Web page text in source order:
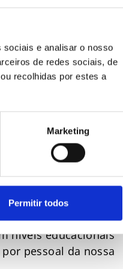
sociais e analisar o nosso
de redes sociais, de
recolhidas por estes a
Marketing
Permitir todos
tendências nas
atualização contínua
lojas. Quer se trate
“Catwalk”, de umas
– temos
moda. No total,
atual acessível a
prestar um
formação próprios e
níveis educacionais
pessoal da nossa